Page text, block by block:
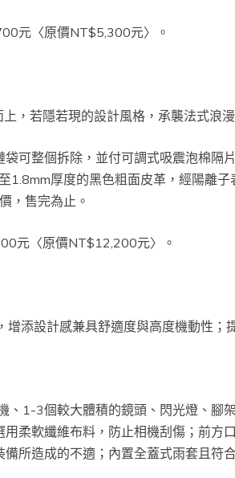
元〈原價NT$5,300元〉。
，若隱若現的設計風格，承襲法式浪
可整個拆除，並付可調式吸震泡棉隔
厚度的黑色粗面皮革，經陽離
，售完為止。
元〈原價NT$12,200元〉。
添設計感兼具舒適度與高度機動性；
1-3個較大體積的鏡頭、閃光燈、腳
柔軟纖維布料，防止相機刮傷；前方
所造成的不適；內置全蓋式雨套且符